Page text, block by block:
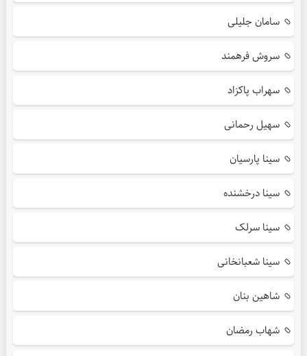
سامان جلیلی
سروش فرهمند
سهراب پاکزاد
سهیل رحمانی
سینا پارسیان
سینا درخشنده
سینا سرلک
سینا شعبانخانی
شاهین بنان
شهاب رمضان